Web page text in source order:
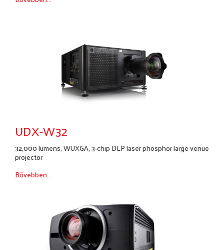
UDX-W32
32,000 lumens, WUXGA, 3-chip DLP laser phosphor large venue
projector
Bővebben...